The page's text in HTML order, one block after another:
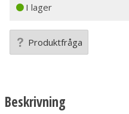
I lager
Produktfråga
Beskrivning